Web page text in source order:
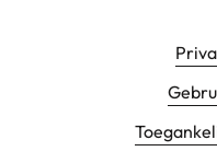
Footer